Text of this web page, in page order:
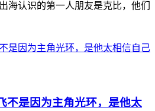
海认识的第一人朋友是克比，他们
不是因为主角光环，是他太